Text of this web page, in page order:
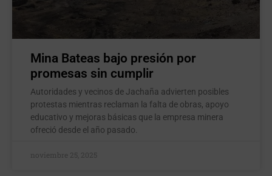
Mina Bateas bajo presión por
promesas sin cumplir
Autoridades y vecinos de Jachaña advierten posibles
protestas mientras reclaman la falta de obras, apoyo
educativo y mejoras básicas que la empresa minera
ofreció desde el año pasado.
noviembre 25, 2025